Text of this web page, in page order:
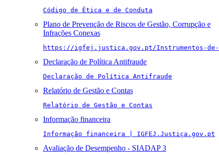
Código de Ética e de Conduta
Plano de Prevenção de Riscos de Gestão, Corrupção e
Infrações Conexas
https://igfej.justica.gov.pt/Instrumentos-de-
Declaração de Política Antifraude
Declaração de Política Antifraude
Relatório de Gestão e Contas
Relatório de Gestão e Contas
Informação financeira
Informação financeira | IGFEJ.Justiça.gov.pt
Avaliação de Desempenho - SIADAP 3